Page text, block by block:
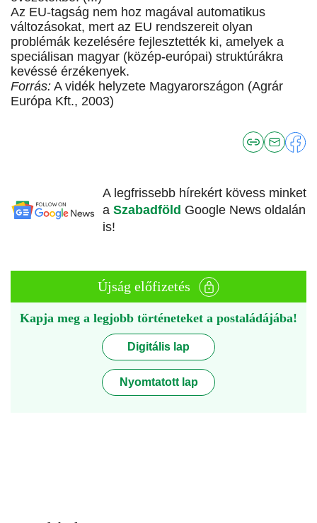
Az EU-tagság nem hoz magával automatikus
változásokat, mert az EU rendszereit olyan
problémák kezelésére fejlesztették ki, amelyek a
speciálisan magyar (közép-európai) struktúrákra
kevéssé érzékenyek.
Forrás: A vidék helyzete Magyarországon (Agrár
Európa Kft., 2003)
A legfrissebb hírekért kövess minket
a Szabadföld Google News oldalán
is!
Újság előfizetés
Kapja meg a legjobb történeteket a postaládájába!
Digitális lap
Nyomtatott lap